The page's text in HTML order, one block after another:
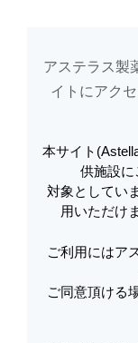
アステラスメディカル
Cookieを利用してア
電子添文 |
１版 | ア
アステラス製
イトに​アク
本サイト
供施設に
対象としてい
用いただけ
ご利用にはア
ご同意頂ける